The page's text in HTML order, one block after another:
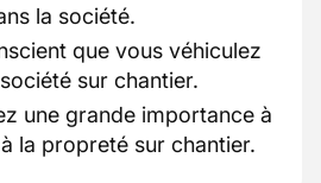
la société.
que vous véhiculez
sur chantier.
une grande importance à
la propreté sur chantier.